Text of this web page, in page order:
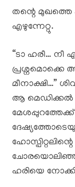
തന്റെ മുഖത്തെ
എഴുന്നേറ്റു.
“ടാ ഹരീ… നീ
പ്രശ്നമൊക്കെ
മീനാക്ഷി…”
ആ മെഡിക്കൽ
ഹരിയെ